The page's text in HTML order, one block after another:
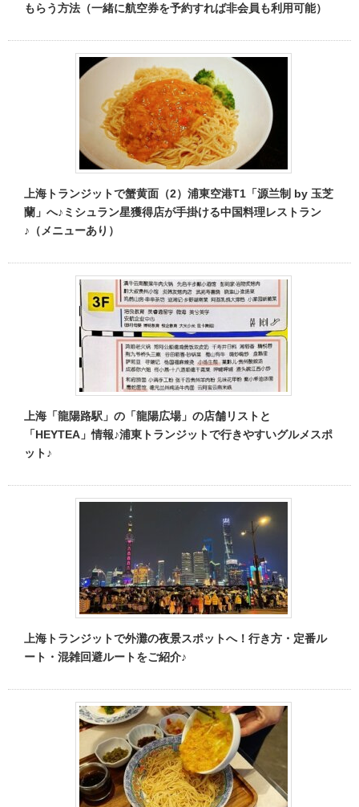
もらう方法（一緒に航空券を予約すれば非会員も利用可能）
上海トランジットで蟹黄面（2）浦東空港T1「源兰制 by 玉芝
蘭」へ♪ミシュラン星獲得店が手掛ける中国料理レストラン
♪（メニューあり）
上海「龍陽路駅」の「龍陽広場」の店舗リストと
「HEYTEA」情報♪浦東トランジットで行きやすいグルメスポ
ット♪
上海トランジットで外灘の夜景スポットへ！行き方・定番ル
ート・混雑回避ルートをご紹介♪